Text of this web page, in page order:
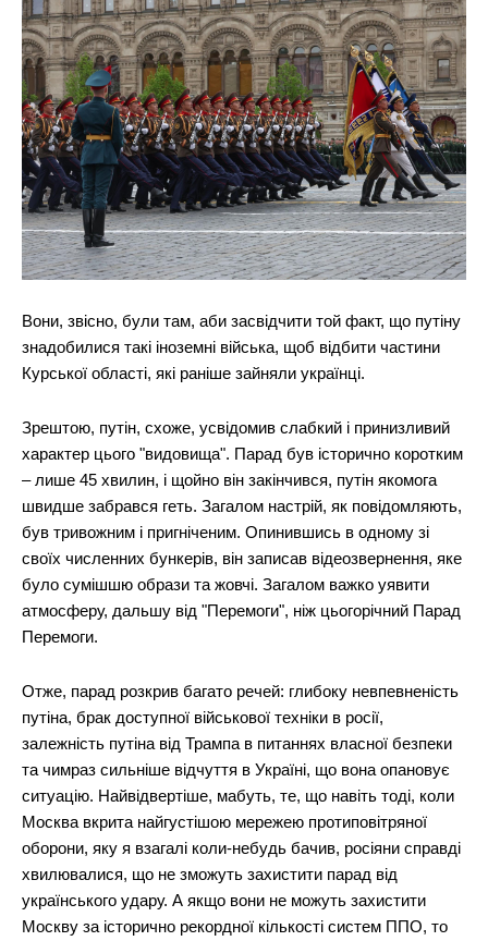
Вони, звісно, були там, аби засвідчити той факт, що путіну
знадобилися такі іноземні війська, щоб відбити частини
Курської області, які раніше зайняли українці.
Зрештою, путін, схоже, усвідомив слабкий і принизливий
характер цього "видовища". Парад був історично коротким
– лише 45 хвилин, і щойно він закінчився, путін якомога
швидше забрався геть. Загалом настрій, як повідомляють,
був тривожним і пригніченим. Опинившись в одному зі
своїх численних бункерів, він записав відеозвернення, яке
було сумішшю образи та жовчі. Загалом важко уявити
атмосферу, дальшу від "Перемоги", ніж цьогорічний Парад
Перемоги.
Отже, парад розкрив багато речей: глибоку невпевненість
путіна, брак доступної військової техніки в росії,
залежність путіна від Трампа в питаннях власної безпеки
та чимраз сильніше відчуття в Україні, що вона опановує
ситуацію. Найвідвертіше, мабуть, те, що навіть тоді, коли
Москва вкрита найгустішою мережею протиповітряної
оборони, яку я взагалі коли-небудь бачив, росіяни справді
хвилювалися, що не зможуть захистити парад від
українського удару. А якщо вони не можуть захистити
Москву за історично рекордної кількості систем ППО, то